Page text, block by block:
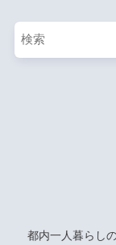
都内一人暮らし